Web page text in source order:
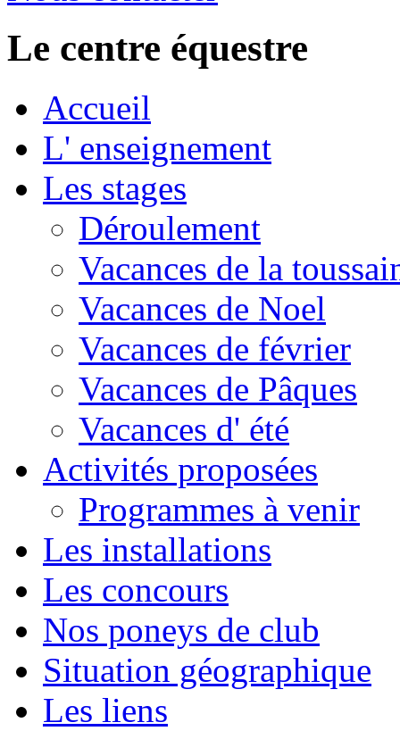
Le centre équestre
Accueil
L' enseignement
Les stages
Déroulement
Vacances de la
Vacances de Noel
Vacances de février
Vacances de Pâques
Vacances d' été
Activités proposées
Programmes à venir
Les installations
Les concours
Nos poneys de club
Situation géographique
Les liens